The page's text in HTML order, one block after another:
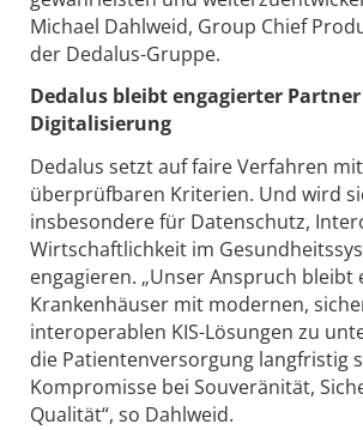
Michael Dahlweid, Group Chief
der Dedalus-Gruppe.
Dedalus bleibt engagierter
Digitalisierung
Dedalus setzt auf faire Verfahren
überprüfbaren Kriterien. Und wird
insbesondere für Datenschutz,
Wirtschaftlichkeit im
engagieren. „Unser Anspruch bleibt
Krankenhäuser mit modernen,
interoperablen KIS-Lösungen zu
die Patientenversorgung langfristig
Kompromisse bei Souveränität,
Qualität“, so Dahlweid.